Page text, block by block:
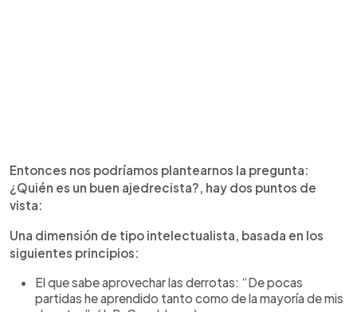
Entonces nos podríamos plantearnos la pregunta:
¿Quién es un buen ajedrecista?, hay dos puntos de
vista:
Una dimensión de tipo intelectualista, basada en los
siguientes principios:
El que sabe aprovechar las derrotas: “De pocas
partidas he aprendido tanto como de la mayoría de mis